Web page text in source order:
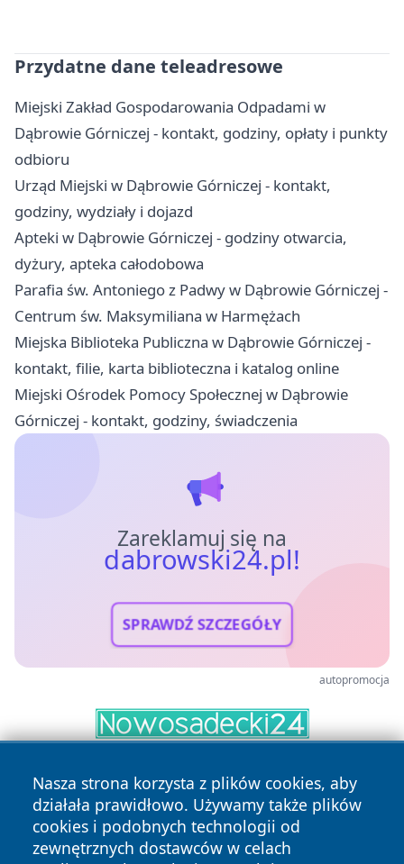
Przydatne dane teleadresowe
Miejski Zakład Gospodarowania Odpadami w
Dąbrowie Górniczej - kontakt, godziny, opłaty i punkty
odbioru
Urząd Miejski w Dąbrowie Górniczej - kontakt,
godziny, wydziały i dojazd
Apteki w Dąbrowie Górniczej - godziny otwarcia,
dyżury, apteka całodobowa
Parafia św. Antoniego z Padwy w Dąbrowie Górniczej -
Centrum św. Maksymiliana w Harmężach
Miejska Biblioteka Publiczna w Dąbrowie Górniczej -
kontakt, filie, karta biblioteczna i katalog online
Miejski Ośrodek Pomocy Społecznej w Dąbrowie
Górniczej - kontakt, godziny, świadczenia
Zareklamuj się na
dabrowski24.pl!
SPRAWDŹ SZCZEGÓŁY
autopromocja
Nasza strona korzysta z plików cookies, aby
działała prawidłowo. Używamy także plików
cookies i podobnych technologii od
zewnętrznych dostawców w celach